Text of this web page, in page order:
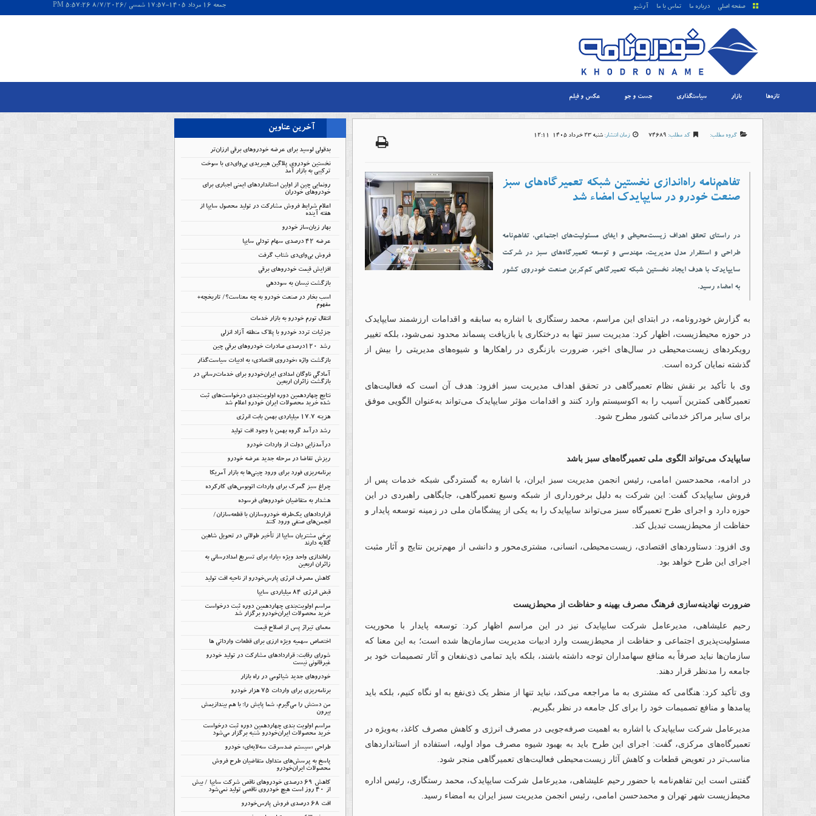
صفحه اصلی درباره ما تماس با ما آرشیو جمعه 16 مرداد 1405-17:57 شمسی /8/7/2026 5:57:26 PM
سیاستگذاری بازار تازه‌ها عکس و فیلم جست و جو
گروه مطلب: کد مطلب: 74689 زمان انتشار: شنبه 23 خرداد 1405-12:11
تفاهم‌نامه راه‌اندازی نخستین شبکه تعمیرگاه‌های سبز
صنعت خودرو در سایپایدک امضاء شد
در راستای تحقق اهداف زیست‌محیطی و ایفای مسئولیت‌های اجتماعی، تفاهم‌نامه
طراحی و استقرار مدل مدیریت، مهندسی و توسعه تعمیرگاه‌های سبز در شرکت
سایپایدک با هدف ایجاد نخستین شبکه تعمیرگاهی کم‌کربن صنعت خودروی کشور
به امضاء رسید.
به گزارش خودرونامه، در ابتدای این مراسم، محمد رستگاری با اشاره به سابقه و اقدامات ارزشمند سایپایدک
در حوزه محیط‌زیست، اظهار کرد: مدیریت سبز تنها به درختکاری یا بازیافت پسماند محدود نمی‌شود، بلکه تغییر
رویکردهای زیست‌محیطی در سال‌های اخیر، ضرورت بازنگری در راهکارها و شیوه‌های مدیریتی را بیش از
گذشته نمایان کرده است.
وی با تأکید بر نقش نظام تعمیرگاهی در تحقق اهداف مدیریت سبز افزود: هدف آن است که فعالیت‌های
تعمیرگاهی کمترین آسیب را به اکوسیستم وارد کنند و اقدامات مؤثر سایپایدک می‌تواند به‌عنوان الگویی موفق
برای سایر مراکز خدماتی کشور مطرح شود.
سایپایدک می‌تواند الگوی ملی تعمیرگاه‌های سبز باشد
در ادامه، محمدحسن امامی، رئیس انجمن مدیریت سبز ایران، با اشاره به گستردگی شبکه خدمات پس از
فروش سایپایدک گفت: این شرکت به دلیل برخورداری از شبکه وسیع تعمیرگاهی، جایگاهی راهبردی در این
حوزه دارد و اجرای طرح تعمیرگاه سبز می‌تواند سایپایدک را به یکی از پیشگامان ملی در زمینه توسعه پایدار و
حفاظت از محیط‌زیست تبدیل کند.
وی افزود: دستاوردهای اقتصادی، زیست‌محیطی، انسانی، مشتری‌محور و دانشی از مهم‌ترین نتایج و آثار مثبت
اجرای این طرح خواهد بود.
ضرورت نهادینه‌سازی فرهنگ مصرف بهینه و حفاظت از محیط‌زیست
رحیم علیشاهی، مدیرعامل شرکت سایپایدک نیز در این مراسم اظهار کرد: توسعه پایدار با محوریت
مسئولیت‌پذیری اجتماعی و حفاظت از محیط‌زیست وارد ادبیات مدیریت سازمان‌ها شده است؛ به این معنا که
سازمان‌ها نباید صرفاً به منافع سهامداران توجه داشته باشند، بلکه باید تمامی ذی‌نفعان و آثار تصمیمات خود بر
جامعه را مدنظر قرار دهند.
وی تأکید کرد: هنگامی که مشتری به ما مراجعه می‌کند، نباید تنها از منظر یک ذی‌نفع به او نگاه کنیم، بلکه باید
پیامدها و منافع تصمیمات خود را برای کل جامعه در نظر بگیریم.
مدیرعامل شرکت سایپایدک با اشاره به اهمیت صرفه‌جویی در مصرف انرژی و کاهش مصرف کاغذ، به‌ویژه در
تعمیرگاه‌های مرکزی، گفت: اجرای این طرح باید به بهبود شیوه مصرف مواد اولیه، استفاده از استانداردهای
مناسب‌تر در تعویض قطعات و کاهش آثار زیست‌محیطی فعالیت‌های تعمیرگاهی منجر شود.
گفتنی است این تفاهم‌نامه با حضور رحیم علیشاهی، مدیرعامل شرکت سایپایدک، محمد رستگاری، رئیس اداره
محیط‌زیست شهر تهران و محمدحسن امامی، رئیس انجمن مدیریت سبز ایران به امضاء رسید.
آخرین عناوین
بدقولی لوسید برای عرضه خودروهای برقی ارزان‌تر
نخستین خودروی پلاگین هیبریدی بی‌وای‌دی با سوخت
ترکیبی به بازار آمد
رونمایی چین از اولین استانداردهای ایمنی اجباری برای
خودروهای خودران
اعلام شرایط فروش مشارکت در تولید محصول سایپا از
هفته آینده
بهار زیان‌ساز خودرو
عرضه ۴۲ درصدی سهام تودلی سایپا
فروش بی‌وای‌دی شتاب گرفت
افزایش قیمت خودروهای برقی
بازگشت نیسان به سوددهی
اسب بخار در صنعت خودرو به چه معناست؟/ تاریخچه+
مفهوم
انتقال تورم خودرو به بازار خدمات
جزئیات تردد خودرو با پلاک منطقه آزاد انزلی
رشد ۱۲۰درصدی صادرات خودروهای برقی چین
بازگشت واژه «خودروی اقتصادی» به ادبیات سیاست‌گذار
آمادگی ناوگان امدادی ایران‌خودرو برای خدمات‌رسانی در
بازگشت زائران اربعین
نتایج چهاردهمین دوره اولویت‌بندی درخواست‌های ثبت
شده خرید محصولات ایران خودرو اعلام شد
هزینه ۱۷.۷ میلیاردی بهمن بابت انرژی
رشد درآمد گروه بهمن با وجود افت تولید
درآمدزایی دولت از واردات خودرو
ریزش تقاضا در مرحله جدید عرضه خودرو
برنامه‌ریزی فورد برای ورود چینی‌ها به بازار آمریکا
چراغ سبز گمرک برای واردات اتوبوس‌های کارکرده
هشدار به متقاضیان خودروهای فرسوده
قراردادهای یک‌طرفه خودروسازان با قطعه‌سازان/
انجمن‌های صنفی ورود کنند
برخی مشتریان سایپا از تأخیر طولانی در تحویل شاهین
گلایه دارند
راه‌اندازی واحد ویژه «یارا» برای تسریع امدادرسانی به
زائران اربعین
کاهش مصرف انرژی پارس‌خودرو از ناحیه افت تولید
قبض انرژی ۸۴ میلیاردی سایپا
مراسم اولویت‌بندی چهاردهمین دوره ثبت درخواست
خرید محصولات ایران‌خودرو برگزار شد
معمای تیراژ پس از اصلاح قیمت
اختصاص سهمیه ویژه ارزی برای قطعات وارداتی ها
شورای رقابت: قراردادهای مشارکت در تولید خودرو
غیرقانونی نیست
خودروهای جدید شیائومی در راه بازار
برنامه‌ریزی برای واردات ۷۵ هزار خودرو
من دستش را می‌گیرم، شما پایش را؛ با هم بیندازیمش
بیرون
مراسم اولویت بندی چهاردهمین دوره ثبت درخواست
خرید محصولات ایران‌خودرو شنبه برگزار می‌شود
طراحی «سیستم ضدسرقت سه‌لایه‌ای» خودرو
پاسخ به پرسش‌های متداول متقاضیان طرح فروش
محصولات ایران‌خودرو
کاهش ۶۹ درصدی خودروهای ناقص شرکت سایپا / بیش
از ۴۰ روز است هیچ خودروی ناقصی تولید نمی‌شود
افت 68 درصدی فروش پارس‌خودرو